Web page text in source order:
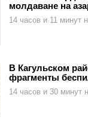
молдаване на
14 часов и 11 минут
В Кагульском
фрагменты
14 часов и 30 минут